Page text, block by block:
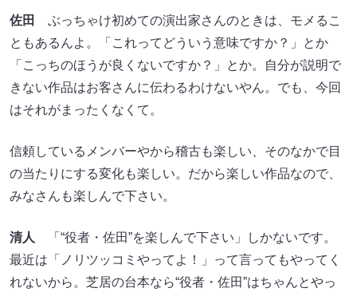
佐田
ぶっちゃけ初めての演出家さんのときは、モメるこ
ともあるんよ。「これってどういう意味ですか？」とか
「こっちのほうが良くないですか？」とか。自分が説明で
きない作品はお客さんに伝わるわけないやん。でも、今回
はそれがまったくなくて。
信頼しているメンバーやから稽古も楽しい、そのなかで目
の当たりにする変化も楽しい。だから楽しい作品なので、
みなさんも楽しんで下さい。
清人
「“役者・佐田”を楽しんで下さい」しかないです。
最近は「ノリツッコミやってよ！」って言ってもやってく
れないから。芝居の台本なら“役者・佐田”はちゃんとやっ